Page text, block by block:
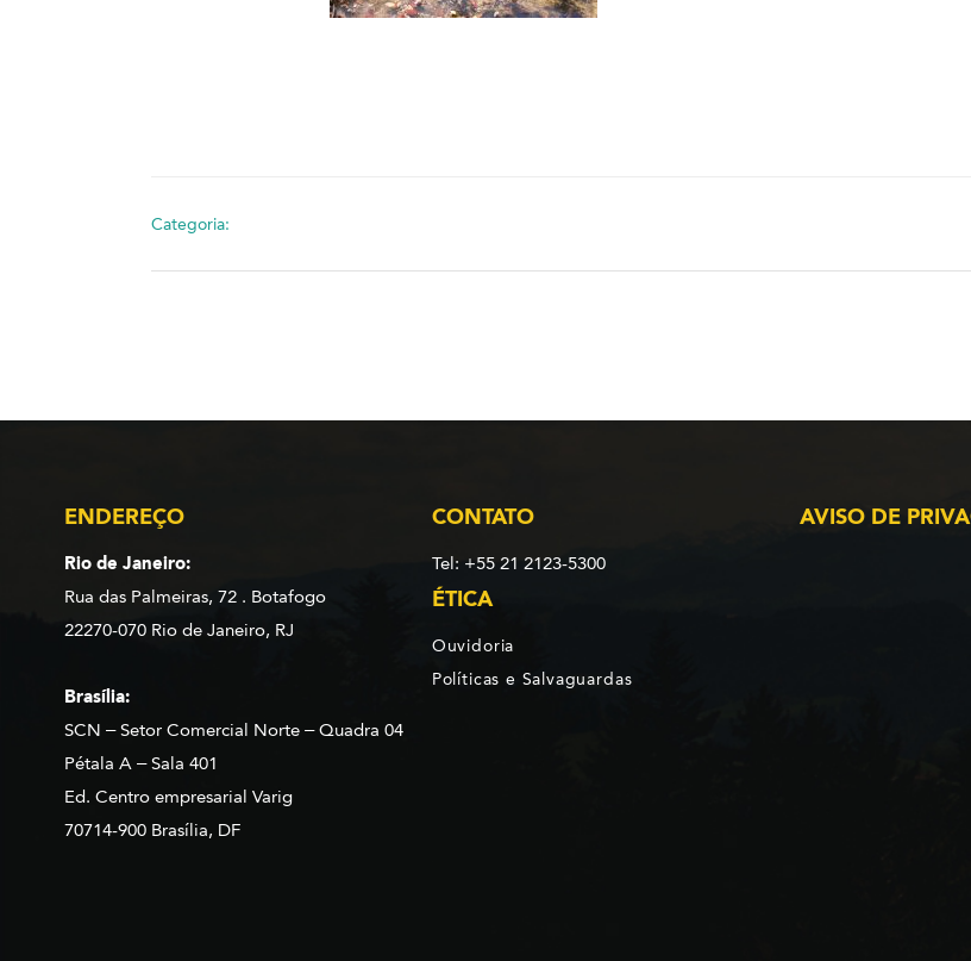
Categoria:
ENDEREÇO
Rio de Janeiro:
Rua das Palmeiras, 72 . Botafogo
22270-070 Rio de Janeiro, RJ
Brasília:
SCN – Setor Comercial Norte – Quadra 04
Pétala A – Sala 401
Ed. Centro empresarial Varig
70714-900 Brasília, DF
CONTATO
Tel: +55 21 2123-5300
AVISO DE
ÉTICA
Ouvidoria
Políticas e Salvaguardas